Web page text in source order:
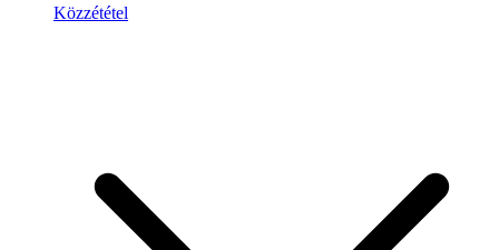
Közzététel